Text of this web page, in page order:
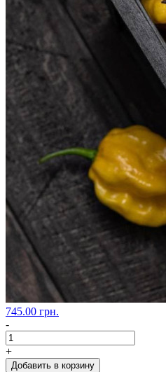
745.00 грн.
-
+
Добавить в корзину